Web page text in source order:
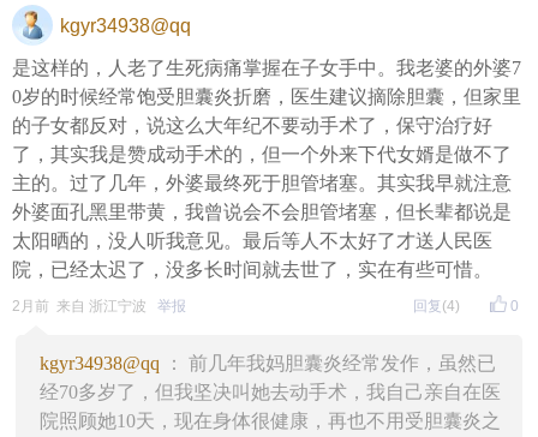
kgyr34938@qq
是这样的，人老了生死病痛掌握在子女手中。我老婆的外婆7
0岁的时候经常饱受胆囊炎折磨，医生建议摘除胆囊，但家里
的子女都反对，说这么大年纪不要动手术了，保守治疗好
了，其实我是赞成动手术的，但一个外来下代女婿是做不了
主的。过了几年，外婆最终死于胆管堵塞。其实我早就注意
外婆面孔黑里带黄，我曾说会不会胆管堵塞，但长辈都说是
太阳晒的，没人听我意见。最后等人不太好了才送人民医
院，已经太迟了，没多长时间就去世了，实在有些可惜。
0
2月前 来自 浙江宁波 举报 回复 (4)
kgyr34938@qq ： 前几年我妈胆囊炎经常发作，虽然已
经70多岁了，但我坚决叫她去动手术，我自己亲自在医
院照顾她10天，现在身体很健康，再也不用受胆囊炎之